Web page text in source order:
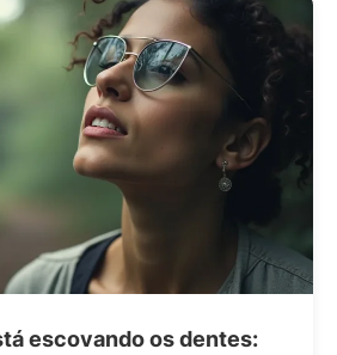
escovando os dentes: